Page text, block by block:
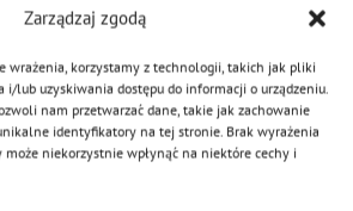
Zarządzaj zgodą
wrażenia, korzystamy z technologii, takich jak pliki
i/lub uzyskiwania dostępu do informacji o urządzeniu.
nam przetwarzać dane, takie jak zachowanie
identyfikatory na tej stronie. Brak wyrażenia
niekorzystnie wpłynąć na niektóre cechy i